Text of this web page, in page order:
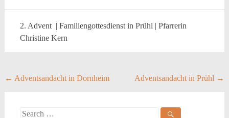
2. Advent | Familiengottesdienst in Prühl | Pfarrerin
Christine Kern
Post
← Adventsandacht in Dornheim Adventsandacht in Prühl →
Search